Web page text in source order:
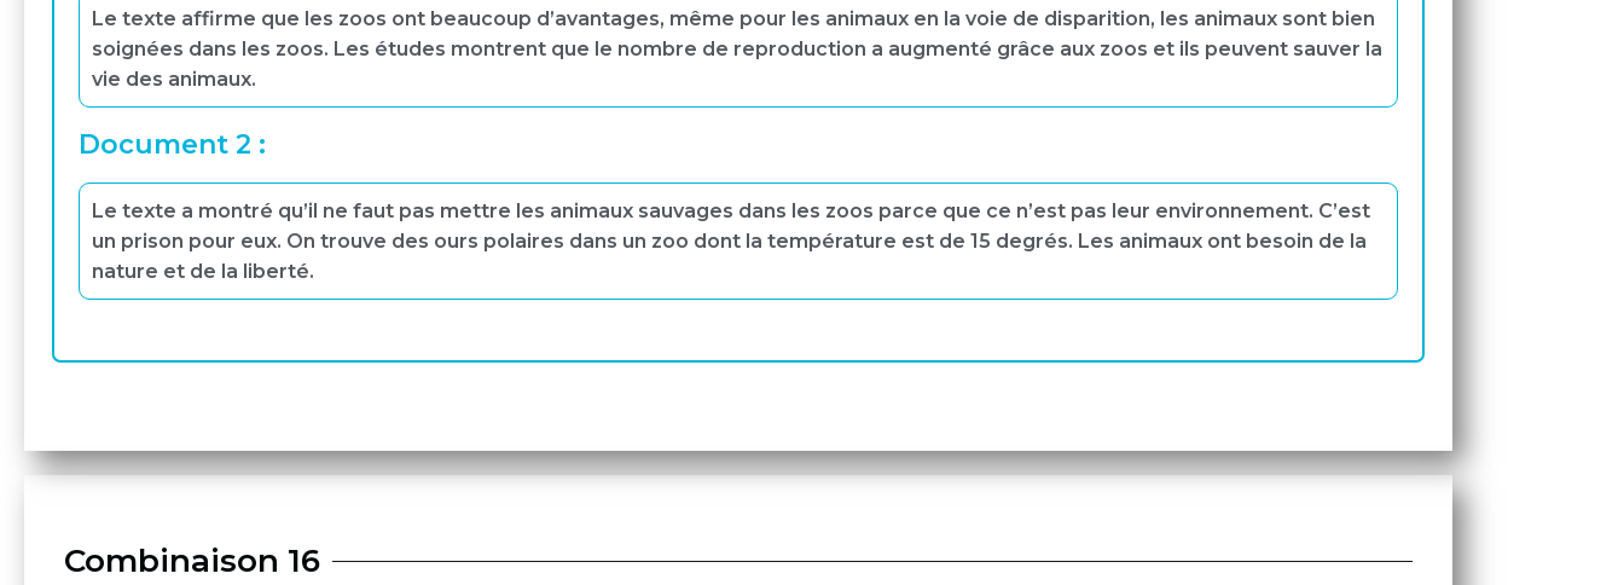
Le texte affirme que les zoos ont beaucoup d’avantages, même pour les animaux en la voie de disparition, les animaux sont bien
soignées dans les zoos. Les études montrent que le nombre de reproduction a augmenté grâce aux zoos et ils peuvent sauver la
vie des animaux.
Document 2 :
Le texte a montré qu’il ne faut pas mettre les animaux sauvages dans les zoos parce que ce n’est pas leur environnement. C’est
un prison pour eux. On trouve des ours polaires dans un zoo dont la température est de 15 degrés. Les animaux ont besoin de la
nature et de la liberté.
Combinaison 16